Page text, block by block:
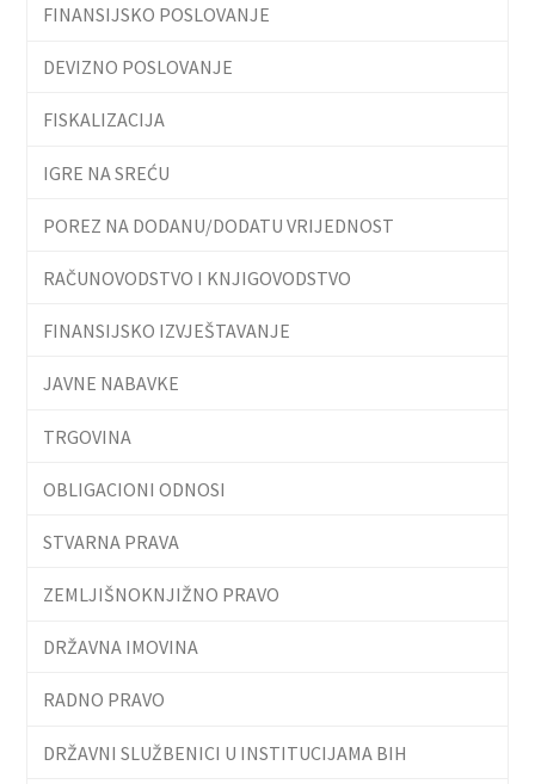
FINANSIJSKO POSLOVANJE
DEVIZNO POSLOVANJE
FISKALIZACIJA
IGRE NA SREĆU
POREZ NA DODANU/DODATU VRIJEDNOST
RAČUNOVODSTVO I KNJIGOVODSTVO
FINANSIJSKO IZVJEŠTAVANJE
JAVNE NABAVKE
TRGOVINA
OBLIGACIONI ODNOSI
STVARNA PRAVA
ZEMLJIŠNOKNJIŽNO PRAVO
DRŽAVNA IMOVINA
RADNO PRAVO
DRŽAVNI SLUŽBENICI U INSTITUCIJAMA BIH